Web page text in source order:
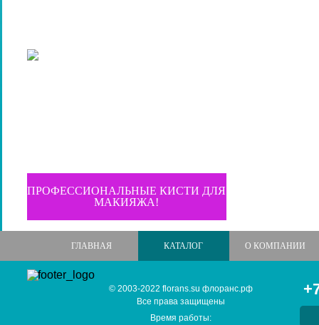
ПРОФЕССИОНАЛЬНЫЕ КИСТИ ДЛЯ
МАКИЯЖА!
ГЛАВНАЯ КАТАЛОГ О КОМПАНИИ
© 2003-2022 florans.su флоранс.рф
Все права защищены
Время работы: